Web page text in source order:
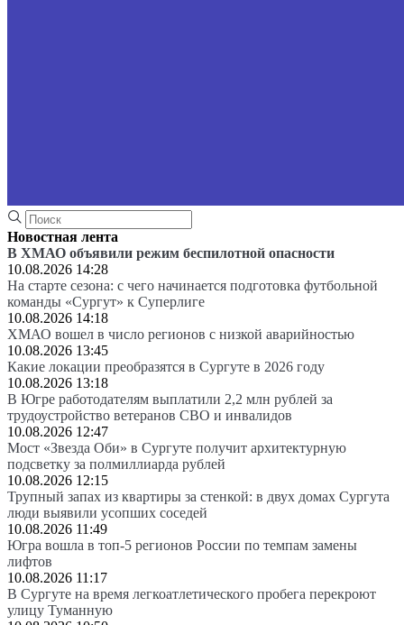
Новостная лента
В ХМАО объявили режим беспилотной опасности
10.08.2026 14:28
На старте сезона: с чего начинается подготовка футбольной
команды «Сургут» к Суперлиге
10.08.2026 14:18
ХМАО вошел в число регионов с низкой аварийностью
10.08.2026 13:45
Какие локации преобразятся в Сургуте в 2026 году
10.08.2026 13:18
В Югре работодателям выплатили 2,2 млн рублей за
трудоустройство ветеранов СВО и инвалидов
10.08.2026 12:47
Мост «Звезда Оби» в Сургуте получит архитектурную
подсветку за полмиллиарда рублей
10.08.2026 12:15
Трупный запах из квартиры за стенкой: в двух домах Сургута
люди выявили усопших соседей
10.08.2026 11:49
Югра вошла в топ-5 регионов России по темпам замены
лифтов
10.08.2026 11:17
В Сургуте на время легкоатлетического пробега перекроют
улицу Туманную